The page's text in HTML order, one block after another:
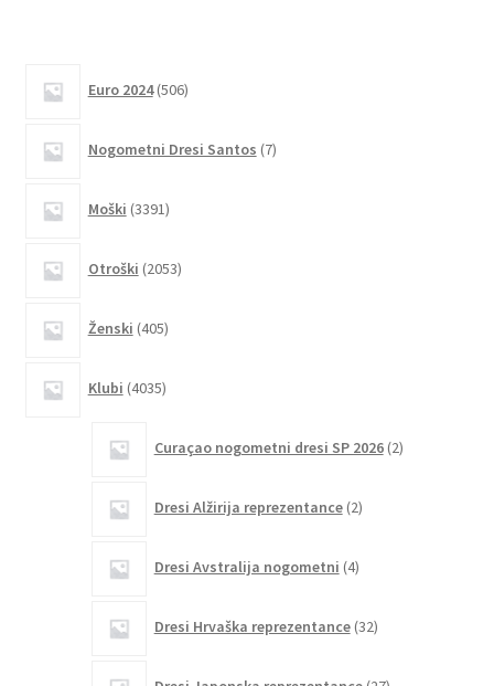
Euro 2024 506izdelkov
Nogometni Dresi Santos 7izdelkov
Moški 3391izdelkov
Otroški 2053izdelkov
Ženski 405izdelkov
Klubi 4035izdelkov
Curaçao nogometni dresi SP 2026 2izdelka
Dresi Alžirija reprezentance 2izdelka
Dresi Avstralija nogometni 4izdelki
Dresi Hrvaška reprezentance 32izdelkov